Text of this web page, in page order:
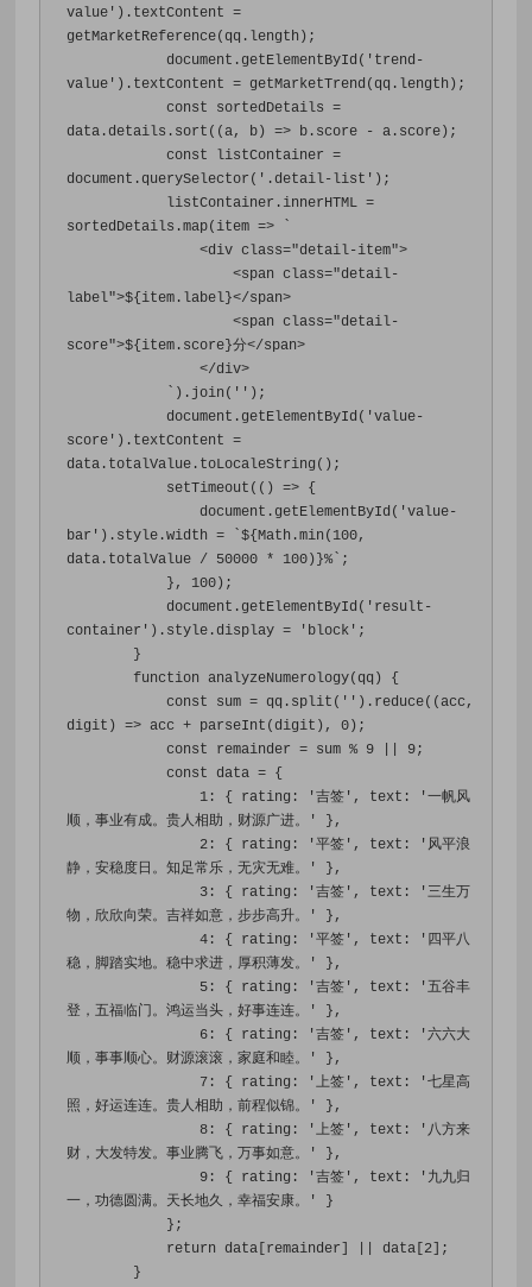
value' ). textContent =
getMarketReference( qq . length );
            document
. getElementById ( 'trend-
value' ). textContent = getMarketTrend ( qq . length );
const
sortedDetails =
data . details . sort ((a, b ) => b . score - a . score );
const
listContainer =
document . querySelector ( '.detail-list' );
            listContainer
. innerHTML =
sortedDetails .map( item =>
<div class="detail-item">
<span class="detail-
label">${ item . label }</span>
<span class="detail-
score">${ item . score }分</span>
</div>
`). join ( '' );
            document
. getElementById ( 'value-
score' ). textContent =
data . totalValue . toLocaleString ();
            setTimeout
(() => {
                document
. getElementById ( 'value-
bar' ). style .width = `${Math .min ( 100,
data . totalValue / 50000 * 100 )}%`;
},
100 );
            document
. getElementById ( 'result-
container' ). style . display = 'block' ;
}
function analyzeNumerology( qq )
{
const
sum = qq . split ( '' ). reduce((acc ,
digit ) => acc + parseInt ( digit ), 0 );
const
remainder = sum % 9 9;
const
data = {
1 : { rating : '吉签' , text :
'一帆风
顺，事业有成。贵人相助，财源广进。'
},
2 : { rating : '平签' , text :
'风平浪
静，安稳度日。知足常乐，无灾无难。'
},
3 : { rating : '吉签' , text :
'三生万
物，欣欣向荣。吉祥如意，步步高升。'
},
4 : { rating : '平签' , text :
'四平八
稳，脚踏实地。稳中求进，厚积薄发。'
},
5 : { rating : '吉签' , text :
'五谷丰
登，五福临门。鸿运当头，好事连连。'
},
6 : { rating : '吉签' , text :
'六六大
顺，事事顺心。财源滚滚，家庭和睦。'
},
7 : { rating : '上签' , text :
'七星高
照，好运连连。贵人相助，前程似锦。'
},
8 : { rating : '上签' , text :
'八方来
财，大发特发。事业腾飞，万事如意。'
},
9 : { rating : '吉签' , text :
'九九归
一，功德圆满。天长地久，幸福安康。'
}
};
return
data remainder data 2 ];
}